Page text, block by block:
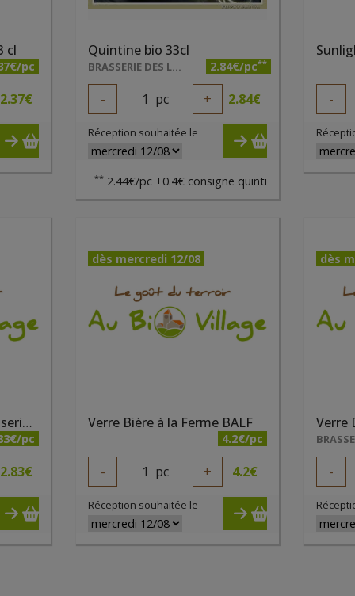
cl
pc
2.37€
Quintine bio 33cl
BRASSERIE DES LÉGENDES 2.84€/pc**
- 1 pc + 2.84€
Réception souhaitée le
** 2.44€/pc +0.4€ consigne quinti
-
Urine canette 33 cl Brasserie du Borinage
pc
2.83€
dès mercredi 12/08
Verre Bière à la Ferme BALF
4.2€/pc
- 1 pc + 4.2€
Réception souhaitée le
dès
Verre
-